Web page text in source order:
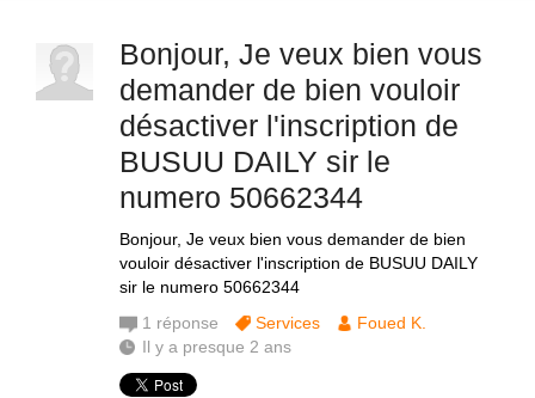
Bonjour, Je veux bien vous
demander de bien vouloir
désactiver l'inscription de
BUSUU DAILY sir le
numero 50662344
Bonjour, Je veux bien vous demander de bien
vouloir désactiver l'inscription de BUSUU DAILY
sir le numero 50662344
1 réponse Services
Foued K.
Il y a presque 2 ans